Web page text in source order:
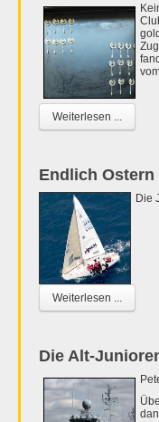
Weiterlesen ...
Endlich Ostern
Die
Weiterlesen ...
Die Alt-